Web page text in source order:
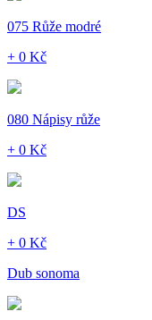
075 Růže modré
+ 0 Kč
080 Nápisy růže
+ 0 Kč
DS
+ 0 Kč
Dub sonoma